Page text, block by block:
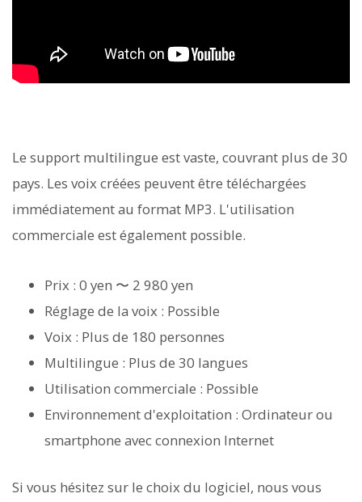
Le support multilingue est vaste, couvrant plus de 30
pays. Les voix créées peuvent être téléchargées
immédiatement au format MP3. L'utilisation
commerciale est également possible.
Prix : 0 yen 〜 2 980 yen
Réglage de la voix : Possible
Voix : Plus de 180 personnes
Multilingue : Plus de 30 langues
Utilisation commerciale : Possible
Environnement d'exploitation : Ordinateur ou
smartphone avec connexion Internet
Si vous hésitez sur le choix du logiciel, nous vous